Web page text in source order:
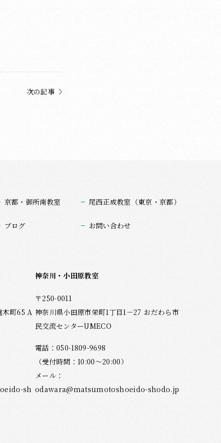
次の記事
京都・御所南教室 尾西正成教室（東京・京都）
ブログ お問い合わせ
木町65 A
sh
神奈川・小田原教室
〒250-0011
神奈川県小田原市栄町1丁目1－27 おだわら市
民交流センターUMECO
電話：050-1809-9698
（受付時間：10:00～20:00）
メール：
odawara@matsumotoshoeido-shodo.jp